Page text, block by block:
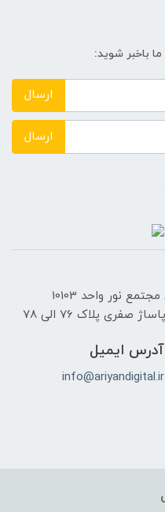
گرافیکی
باخبر شوید:
ارسال
ارسال
نور واحد 10103
آدرس ایمیل
info@ariyandigital.ir